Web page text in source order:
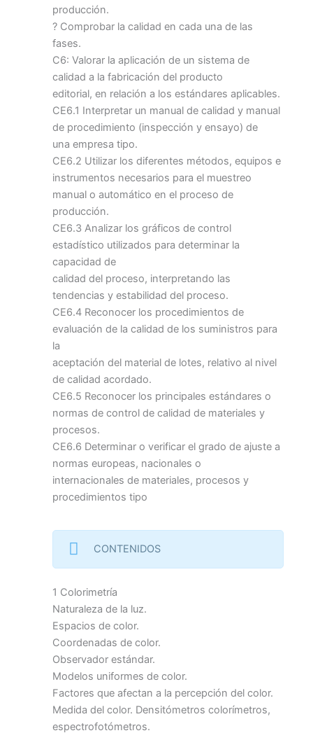
producción.
? Comprobar la calidad en cada una de las
fases.
C6: Valorar la aplicación de un sistema de
calidad a la fabricación del producto
editorial, en relación a los estándares aplicables.
CE6.1 Interpretar un manual de calidad y manual
de procedimiento (inspección y ensayo) de
una empresa tipo.
CE6.2 Utilizar los diferentes métodos, equipos e
instrumentos necesarios para el muestreo
manual o automático en el proceso de
producción.
CE6.3 Analizar los gráficos de control
estadístico utilizados para determinar la
capacidad de
calidad del proceso, interpretando las
tendencias y estabilidad del proceso.
CE6.4 Reconocer los procedimientos de
evaluación de la calidad de los suministros para
la
aceptación del material de lotes, relativo al nivel
de calidad acordado.
CE6.5 Reconocer los principales estándares o
normas de control de calidad de materiales y
procesos.
CE6.6 Determinar o verificar el grado de ajuste a
normas europeas, nacionales o
internacionales de materiales, procesos y
procedimientos tipo
CONTENIDOS
1 Colorimetría
Naturaleza de la luz.
Espacios de color.
Coordenadas de color.
Observador estándar.
Modelos uniformes de color.
Factores que afectan a la percepción del color.
Medida del color. Densitómetros colorímetros,
espectrofotómetros.